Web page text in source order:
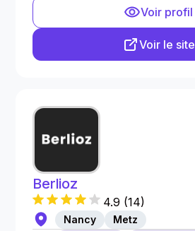
Voir profil
Voir le site
Berlioz
4.9 (14)
Nancy
Metz